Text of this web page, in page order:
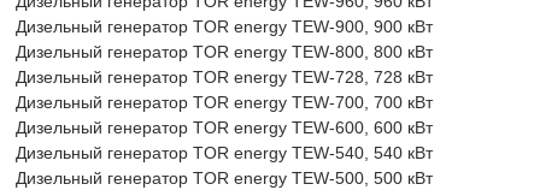
Дизельный генератор TOR energy TEW-900, 900 кВт
Дизельный генератор TOR energy TEW-800, 800 кВт
Дизельный генератор TOR energy TEW-728, 728 кВт
Дизельный генератор TOR energy TEW-700, 700 кВт
Дизельный генератор TOR energy TEW-600, 600 кВт
Дизельный генератор TOR energy TEW-540, 540 кВт
Дизельный генератор TOR energy TEW-500, 500 кВт